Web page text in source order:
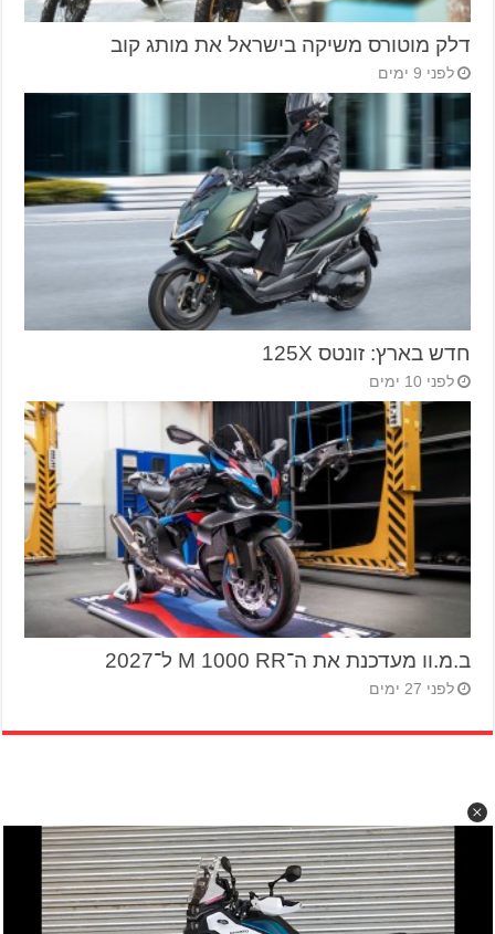
דלק מוטורס משיקה בישראל את מותג קוב
לפני 9 ימים
חדש בארץ: זונטס 125X
לפני 10 ימים
ב.מ.וו מעדכנת את ה־M 1000 RR ל־2027
לפני 27 ימים